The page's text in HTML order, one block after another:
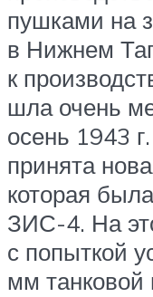
пушками на
в Нижнем
к
шла очень
осень 1943
принята
которая
ЗИС-4. На
с попыткой
мм танковой